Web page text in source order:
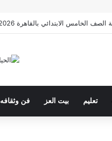
الابتدائي بالقاهرة 2026 بالرقم القومي
تعليم بيت العز فن وثقافه